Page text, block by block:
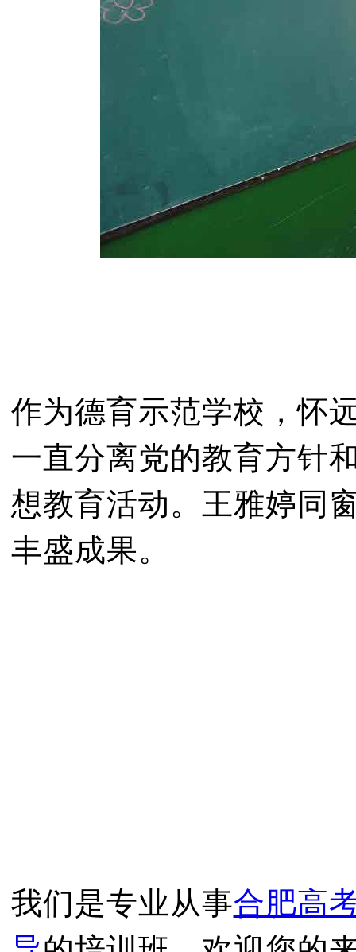
作为德育示范学校，怀
一直分离党的教育方针
想教育活动。王雅婷同
丰盛成果。
我们是专业从事合肥高